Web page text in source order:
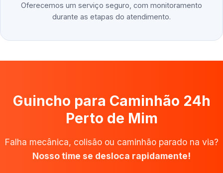
Oferecemos um serviço seguro, com monitoramento
durante as etapas do atendimento.
Guincho para Caminhão 24h
Perto de Mim
Falha mecânica, colisão ou caminhão parado na via?
Nosso time se desloca rapidamente!